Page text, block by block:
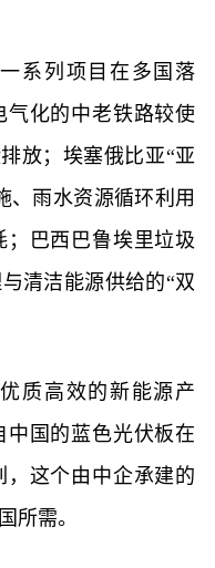
列项目在多国落
气化的中老铁路较使
放；埃塞俄比亚“亚
、雨水资源循环利用
巴西巴鲁埃里垃圾
清洁能源供给的“双
高效的新能源产
中国的蓝色光伏板在
，这个由中企承建的
所需。